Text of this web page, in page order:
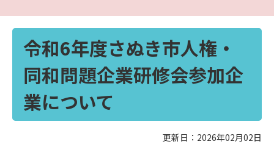
令和6年度さぬき市人権・
同和問題企業研修会参加企
業について
更新日：2026年02月02日